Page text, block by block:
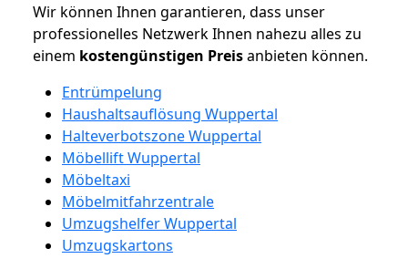
Wir können Ihnen garantieren, dass unser
professionelles Netzwerk Ihnen nahezu alles zu
einem kostengünstigen Preisanbieten können.
Entrümpelung
Haushaltsauflösung Wuppertal
Halteverbotszone Wuppertal
Möbellift Wuppertal
Möbeltaxi
Möbelmitfahrzentrale
Umzugshelfer Wuppertal
Umzugskartons